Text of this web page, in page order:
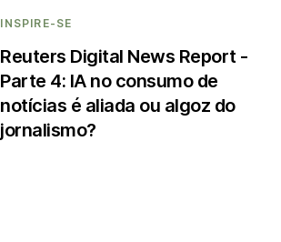
INSPIRE-SE
Reuters Digital News Report -
Parte 4: IA no consumo de
notícias é aliada ou algoz do
jornalismo?